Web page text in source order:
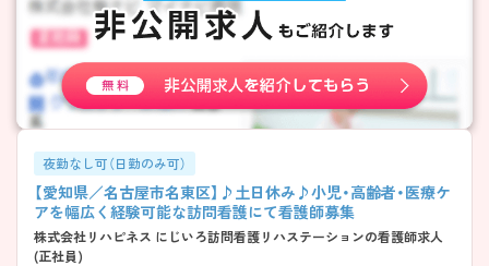
夜勤なし可（日勤のみ可）
【愛知県／名古屋市名東区】♪土日休み♪小児・高齢者・医療ケ
アを幅広く経験可能な訪問看護にて看護師募集
株式会社リハピネス にじいろ訪問看護リハステーションの看護師求人
(正社員)